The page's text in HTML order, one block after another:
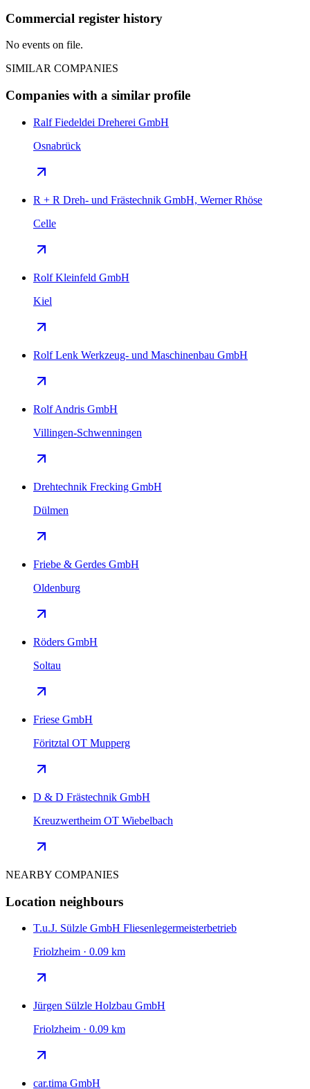
Commercial register history
No events on file.
SIMILAR COMPANIES
Companies with a similar profile
Ralf Fiedeldei Dreherei GmbH
Osnabrück
R + R Dreh- und Frästechnik GmbH, Werner Rhöse
Celle
Rolf Kleinfeld GmbH
Kiel
Rolf Lenk Werkzeug- und Maschinenbau GmbH
Rolf Andris GmbH
Villingen-Schwenningen
Drehtechnik Frecking GmbH
Dülmen
Friebe & Gerdes GmbH
Oldenburg
Röders GmbH
Soltau
Friese GmbH
Föritztal OT Mupperg
D & D Frästechnik GmbH
Kreuzwertheim OT Wiebelbach
NEARBY COMPANIES
Location neighbours
T.u.J. Sülzle GmbH Fliesenlegermeisterbetrieb
Friolzheim · 0.09 km
Jürgen Sülzle Holzbau GmbH
Friolzheim · 0.09 km
car.tima GmbH